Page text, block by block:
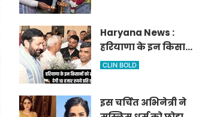
Haryana News :
हरियाणा के इन किसानों
को सरकार देगी 10 हजार
CLIN BOLD
इस चर्चित अभिनेत्री ने